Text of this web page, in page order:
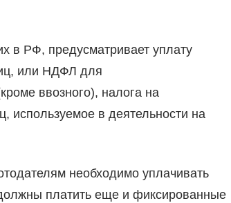
в РФ, предусматривает уплату
или НДФЛ для
ввозного), налога на
используемое в деятельности на
необходимо уплачивать
платить еще и фиксированные